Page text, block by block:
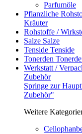
Parfumöle
Pflanzliche
Kräuter
Rohstoffe /
Salze Salze
Tenside Tenside
Tonerden
Werkstatt /
Zubehör
Springe zur
Zubehör"
Weitere